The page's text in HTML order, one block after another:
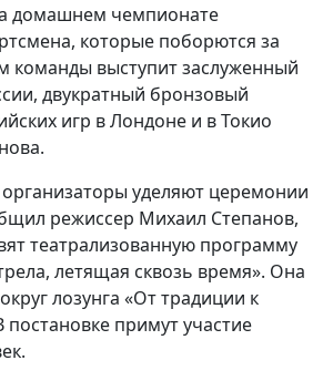
домашнем чемпионате
которые поборются за
команды выступит заслуженный
двукратный бронзовый
игр в Лондоне и в Токио
уделяют церемонии
режиссер Михаил Степанов,
театрализованную программу
летящая сквозь время». Она
лозунга «От традиции к
примут участие